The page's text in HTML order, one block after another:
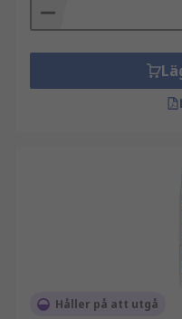
Håller på att utgå